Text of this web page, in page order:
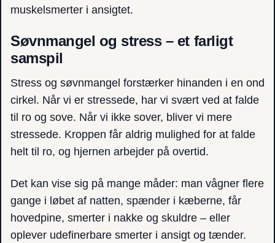
muskelsmerter i ansigtet.
Søvnmangel og stress – et farligt
samspil
Stress og søvnmangel forstærker hinanden i en ond
cirkel. Når vi er stressede, har vi svært ved at falde
til ro og sove. Når vi ikke sover, bliver vi mere
stressede. Kroppen får aldrig mulighed for at falde
helt til ro, og hjernen arbejder på overtid.
Det kan vise sig på mange måder: man vågner flere
gange i løbet af natten, spænder i kæberne, får
hovedpine, smerter i nakke og skuldre – eller
oplever udefinerbare smerter i ansigt og tænder.